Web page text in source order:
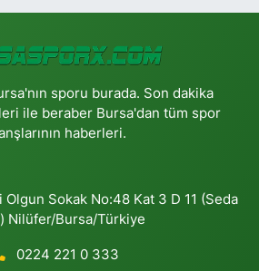
sporu burada. Son dakika
ile beraber Bursa'dan tüm spor
haberleri.
Olgun Sokak No:48 Kat 3 D 11 (Seda
Nilüfer/Bursa/Türkiye
0224 221 0 333